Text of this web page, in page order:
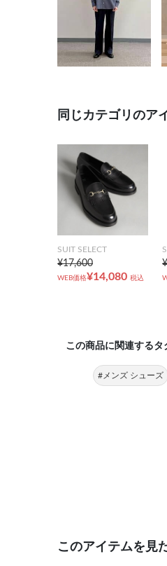
同じカテゴリのア
SUIT SELECT
¥17,600
WEB価格¥14,080 税込
この商品に関連するタ
#メンズ シューズ
このアイテムを見